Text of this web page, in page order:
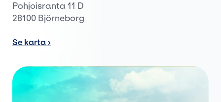
Pohjoisranta 11 D
28100 Björneborg
Se karta